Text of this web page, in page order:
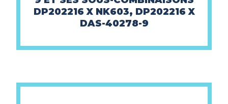
DP202216 X NK603, DP202216 X
DAS-40278-9